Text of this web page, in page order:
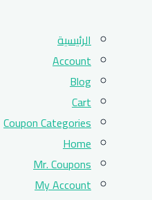
الرئيسية
Account
Blog
Cart
Coupon Categories
Home
Mr. Coupons
My Account